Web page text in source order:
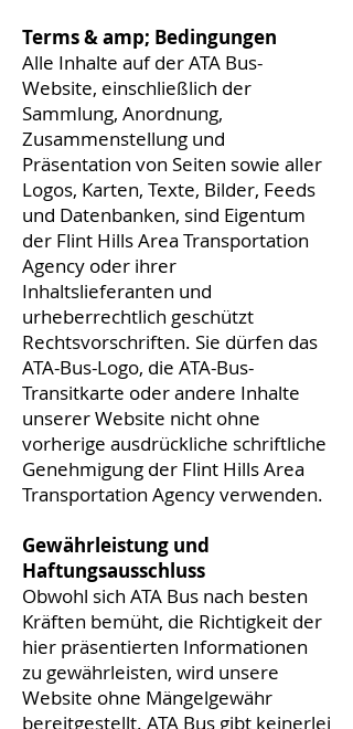
Terms & amp; Bedingungen
Alle Inhalte auf der ATA Bus-
Website, einschließlich der
Sammlung, Anordnung,
Zusammenstellung und
Präsentation von Seiten sowie aller
Logos, Karten, Texte, Bilder, Feeds
und Datenbanken, sind Eigentum
der Flint Hills Area Transportation
Agency oder ihrer
Inhaltslieferanten und
urheberrechtlich geschützt
Rechtsvorschriften. Sie dürfen das
ATA-Bus-Logo, die ATA-Bus-
Transitkarte oder andere Inhalte
unserer Website nicht ohne
vorherige ausdrückliche schriftliche
Genehmigung der Flint Hills Area
Transportation Agency verwenden.
Gewährleistung und
Haftungsausschluss
Obwohl sich ATA Bus nach besten
Kräften bemüht, die Richtigkeit der
hier präsentierten Informationen
zu gewährleisten, wird unsere
Website ohne Mängelgewähr
bereitgestellt. ATA Bus gibt keinerlei